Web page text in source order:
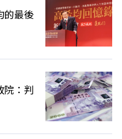
的最後
院：判